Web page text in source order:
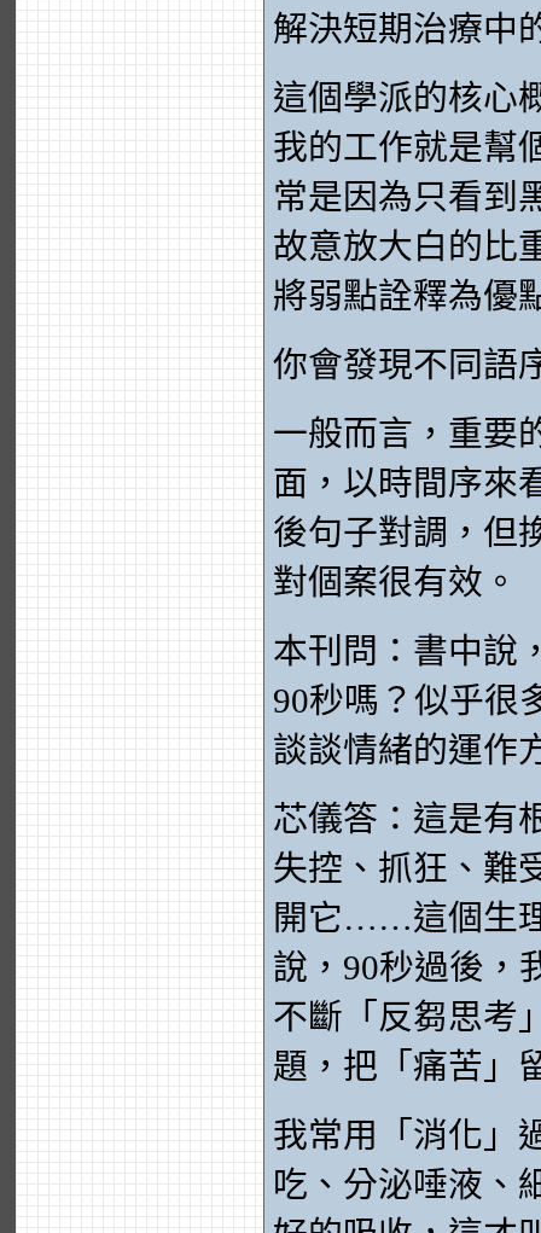
解決短期治療中
這個學派的核心
我的工作就是幫
常是因為只看到
故意放大白的比
將弱點詮釋為優
你會發現不同語
一般而言，重要
面，以時間序來
後句子對調，但
對個案很有效。
本刊問：書中說
90秒嗎？似乎很
談談情緒的運作
芯儀答：這是有
失控、抓狂、難
開它……這個生
說，90秒過後，
不斷「反芻思考
題，把「痛苦」
我常用「消化」
吃、分泌唾液、